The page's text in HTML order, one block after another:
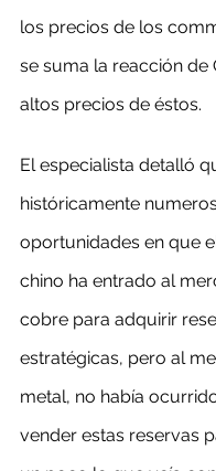
los precios de los
se suma la reacción de
altos precios de éstos.
El especialista detalló
históricamente
oportunidades en que
chino ha entrado al
cobre para adquirir
estratégicas, pero al
metal, no había
vender estas reservas